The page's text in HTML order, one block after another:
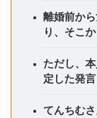
離婚前か
り、そこ
ただし、
定した発
てんちむ